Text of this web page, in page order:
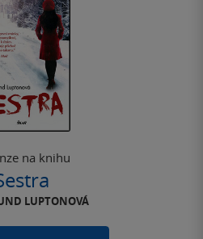
na knihu
LUPTONOVÁ